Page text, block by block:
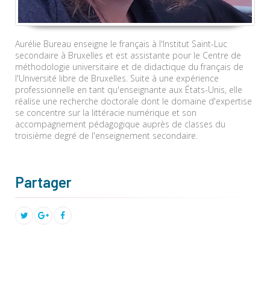
Aurélie Bureau enseigne le français à l'Institut Saint-Luc
secondaire à Bruxelles et est assistante pour le Centre de
méthodologie universitaire et de didactique du français de
l'Université libre de Bruxelles. Suite à une expérience
professionnelle en tant qu'enseignante aux États-Unis, elle
réalise une recherche doctorale dont le domaine d'expertise
se concentre sur la littéracie numérique et son
accompagnement pédagogique auprès de classes du
troisième degré de l'enseignement secondaire.
Partager